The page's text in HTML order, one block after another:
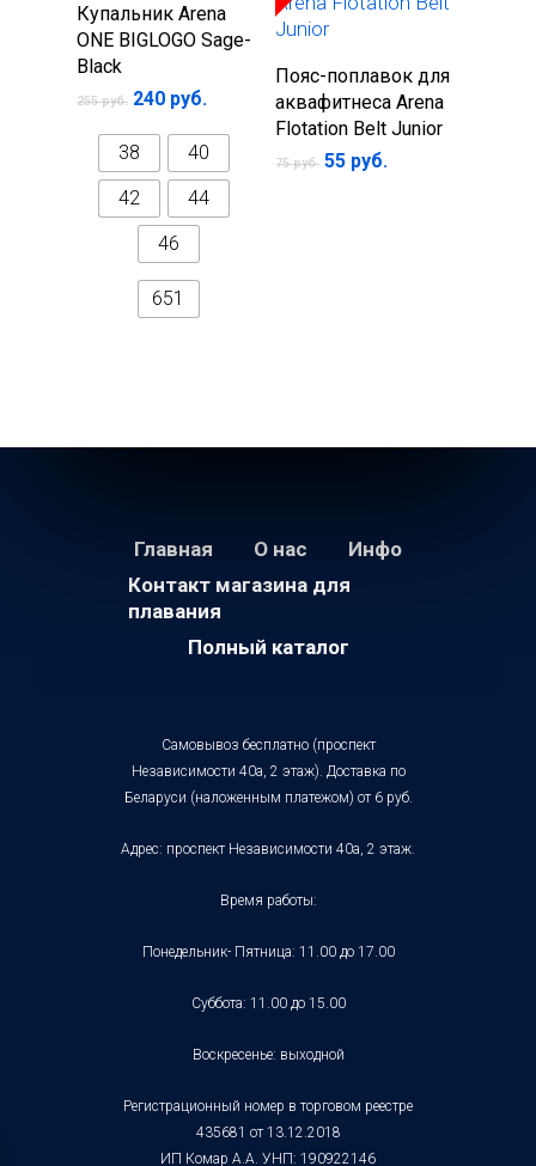
параметры
Купальник Arena
ONE BIGLOGO Sage-
Black
255руб. 240 руб.
38
40
42
44
46
651
Пояс-поплавок для
аквафитнеса Arena
Flotation Belt Junior
75руб. Первоначальная
цена
55 руб.
Главная О нас
Инфо
Контакт магазина для
плавания
Полный каталог
Самовывоз бесплатно (проспект
Независимости 40а, 2 этаж). Доставка по
Беларуси (наложенным платежом) от 6 руб.
Адрес: проспект Независимости 40а, 2 этаж.
Время работы:
Понедельник- Пятница: 11.00 до 17.00
Суббота: 11.00 до 15.00
Воскресенье: выходной
Регистрационный номер в торговом реестре
435681 от 13.12.2018
ИП Комар А.А. УНП: 190922146